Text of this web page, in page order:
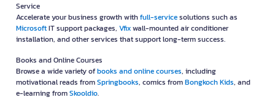
Service
Accelerate your business growth withfull-servicesolutions such as
MicrosoftIT support packages, Vfixwall-mounted air conditioner
installation, and other services that support long-term success.
Books and Online Courses
Browse a wide variety ofbooks and online courses, including
motivational reads fromSpringbooks, comics fromBongkoch Kids, and
e-learning fromSkooldio.